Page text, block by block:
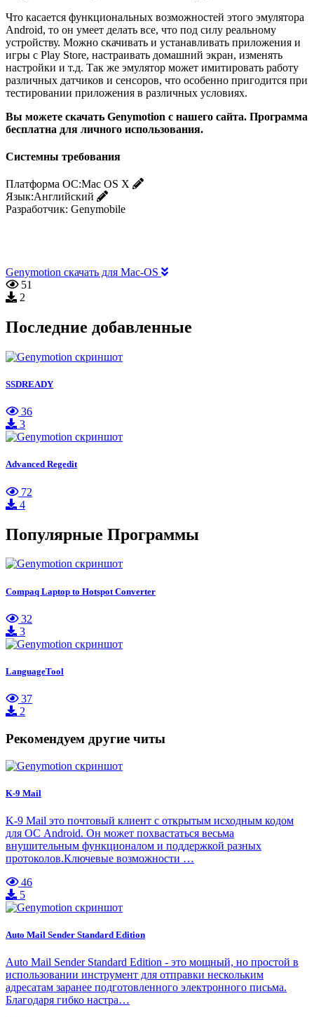
Что касается функциональных возможностей этого эмулятора
Android, то он умеет делать все, что под силу реальному
устройству. Можно скачивать и устанавливать приложения и
игры с Play Store, настраивать домашний экран, изменять
настройки и т.д. Так же эмулятор может имитировать работу
различных датчиков и сенсоров, что особенно пригодится при
тестировании приложения в различных условиях.
Вы можете скачать Genymotion с нашего сайта. Программа
бесплатна для личного использования.
Системны требования
Платформа ОС:Mac OS X
Язык:Английский
Разработчик: Genymobile
Genymotion скачать для Mac-OS
51
2
Последние добавленные
SSDREADY
36
3
Advanced Regedit
72
4
Популярные Программы
Compaq Laptop to Hotspot Converter
32
3
LanguageTool
37
2
Рекомендуем другие читы
K-9 Mail
K-9 Mail это почтовый клиент с открытым исходным кодом
для ОС Android. Он может похвастаться весьма
внушительным функционалом и поддержкой разных
протоколов.Ключевые возможности …
46
5
Auto Mail Sender Standard Edition
Auto Mail Sender Standard Edition - это мощный, но простой в
использовании инструмент для отправки нескольким
адресатам заранее подготовленного электронного письма.
Благодаря гибко настра…